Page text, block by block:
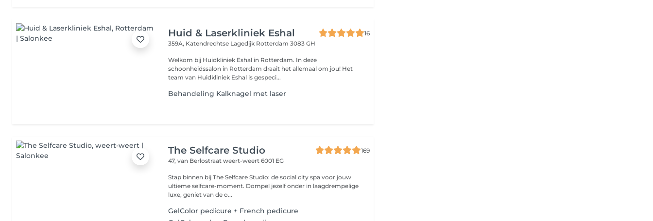
Huid & Laserkliniek Eshal
16
359A, Katendrechtse Lagedijk Rotterdam 3083 GH
Welkom bij Huidkliniek Eshal in Rotterdam. In deze
schoonheidssalon in Rotterdam draait het allemaal om jou! Het
team van Huidkliniek Eshal is gespeci...
Behandeling Kalknagel met laser
The Selfcare Studio
169
47, van Berlostraatweert-weert 6001 EG
Stap binnen bij The Selfcare Studio: de social city spa voor jouw
ultieme selfcare-moment. Dompel jezelf onder in laagdrempelige
luxe, geniet van de o...
GelColor pedicure + French pedicure